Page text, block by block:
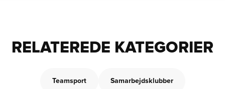
RELATEREDE KATEGORIER
Teamsport Samarbejdsklubber